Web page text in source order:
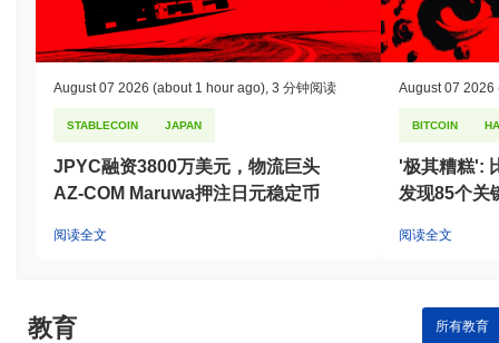
August 07 2026 (about 1 hour ago) 3 分钟阅读
STABLECOIN JAPAN
JPYC融资3800万美元，物流巨头
AZ-COM Maruwa押注日元稳定币
阅读全文
August 07 2026
BITCOIN
'极其糟糕':
发现85个关
阅读全文
教育 所有教育